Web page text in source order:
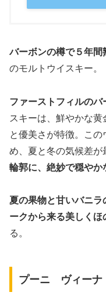
バーボンの樽で５年間
のモルトウイスキー。
ファーストフィルの
スキーは、鮮やかな
と優美さが特徴。こ
め、夏と冬の気候差が
輪郭に、絶妙で穏やか
夏の果物と甘いバニ
ークから来る美しく
る。
プーニ ヴィーナ